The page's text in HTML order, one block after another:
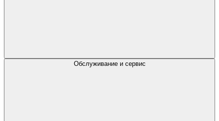
Обслуживание и сервис